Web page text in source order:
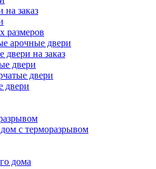
на заказ
размеров
арочные двери
двери на заказ
двери
двери
двери
с терморазрывом
дома